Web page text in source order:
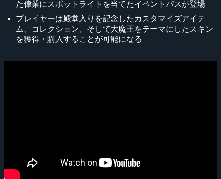
た偉業にスポットライトを当てたイベントパスが登場
プレイヤーは殿堂入りを記念したカスタマイズアイテ
ム、コレクション、そして大魔王をテーマにしたスキン
を獲得・購入することが可能になる